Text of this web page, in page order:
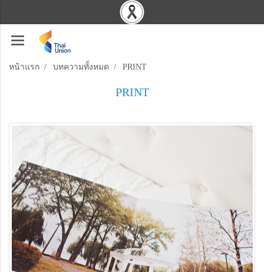
หน้าแรก บทความทั้งหมด PRINT
PRINT